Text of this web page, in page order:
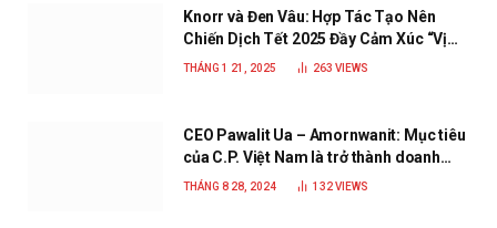
Knorr và Đen Vâu: Hợp Tác Tạo Nên
Chiến Dịch Tết 2025 Đầy Cảm Xúc “Vị
Nhà”
THÁNG 1 21, 2025 263 VIEWS
CEO Pawalit Ua – Amornwanit: Mục tiêu
của C.P. Việt Nam là trở thành doanh
nghiệp xanh, phát triển bền vững
THÁNG 8 28, 2024 132VIEWS